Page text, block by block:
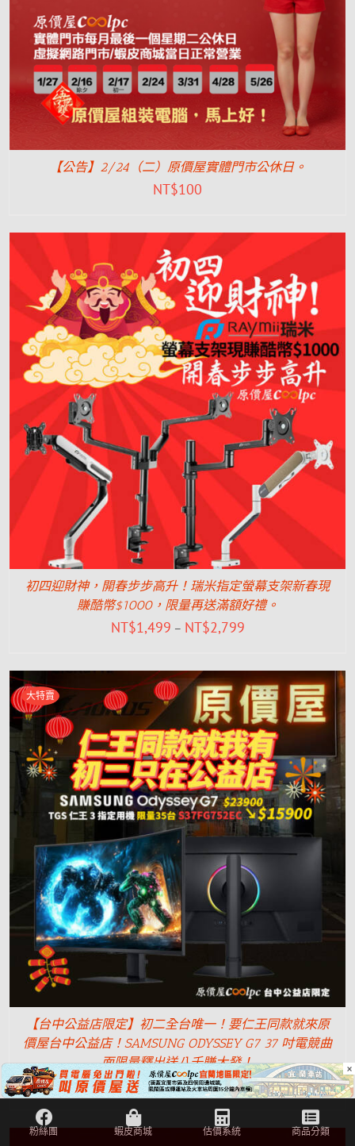
【公告】2/24（二）原價屋實體門市公休日。
NT$100
初四迎財神，開春步步高升！瑞米指定螢幕支架新春現
賺酷幣$1000，限量再送滿額好禮。
NT$1,499 – NT$2,799
大特賣
【台中公益店限定】初二全台唯一！要仁王同款就來原
價屋台中公益店！SAMSUNG ODYSSEY G7 37 吋電競曲
面限量釋出送八千賺大發！
NT$23,900 NT$15,900
×